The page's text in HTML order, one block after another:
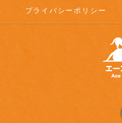
プライバシーポリシー